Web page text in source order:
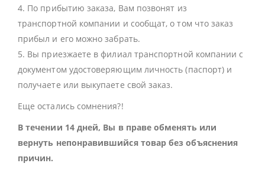
4. По прибытию заказа, Вам позвонят из
транспортной компании и сообщат, о том что заказ
прибыл и его можно забрать.
5. Вы приезжаете в филиал транспортной компании с
документом удостоверяющим личность (паспорт) и
получаете или выкупаете свой заказ.
Еще остались сомнения?!
В течении 14 дней, Вы в праве обменять или
вернуть непонравившийся товар без объяснения
причин.